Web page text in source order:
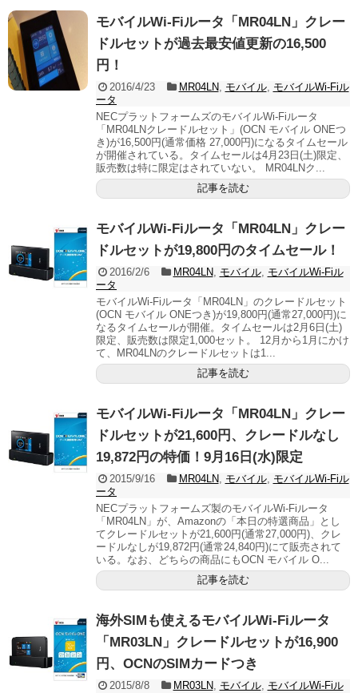
モバイルWi-Fiルータ「MR04LN」クレー
ドルセットが過去最安値更新の16,500
円！
2016/4/23 MR04LN モバイル, モバイルWi-Fiル
ータ
NECプラットフォームズのモバイルWi-Fiルータ
「MR04LNクレードルセット」(OCN モバイル ONEつ
き)が16,500円(通常価格 27,000円)になるタイムセール
が開催されている。タイムセールは4月23日(土)限定、
販売数は特に限定はされていない。 MR04LNク...
記事を読む
モバイルWi-Fiルータ「MR04LN」クレー
ドルセットが19,800円のタイムセール！
2016/2/6 MR04LN モバイル, モバイルWi-Fiル
ータ
モバイルWi-Fiルータ「MR04LN」のクレードルセット
(OCN モバイル ONEつき)が19,800円(通常27,000円)に
なるタイムセールが開催。タイムセールは2月6日(土)
限定、販売数は限定1,000セット。 12月から1月にかけ
て、MR04LNのクレードルセットは1...
記事を読む
モバイルWi-Fiルータ「MR04LN」クレー
ドルセットが21,600円、クレードルなし
19,872円の特価！9月16日(水)限定
2015/9/16 MR04LN モバイル, モバイルWi-Fiル
ータ
NECプラットフォームズ製のモバイルWi-Fiルータ
「MR04LN」が、Amazonの「本日の特選商品」とし
てクレードルセットが21,600円(通常27,000円)、クレ
ードルなしが19,872円(通常24,840円)にて販売されて
いる。なお、どちらの商品にもOCN モバイル O...
記事を読む
海外SIMも使えるモバイルWi-Fiルータ
「MR03LN」クレードルセットが16,900
円、OCNのSIMカードつき
2015/8/8 MR03LN モバイル, モバイルWi-Fiル